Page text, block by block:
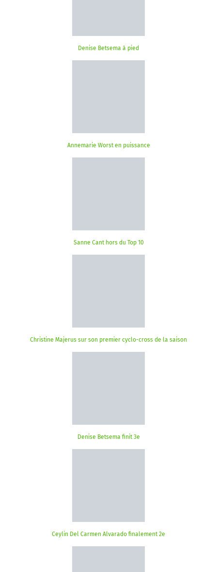
Denise Betsema à pied
Annemarie Worst en puissance
Sanne Cant hors du Top 10
Christine Majerus sur son premier cyclo-cross de la saison
Denise Betsema finit 3e
Ceylin Del Carmen Alvarado finalement 2e